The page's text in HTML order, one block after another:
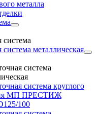
металла
система
система металлическая
система
система круглого
МП ПРЕСТИЖ
100